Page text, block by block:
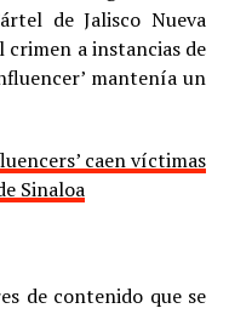
de Jalisco Nueva
crimen a instancias de
mantenía un
caen víctimas
Sinaloa
de contenido que se